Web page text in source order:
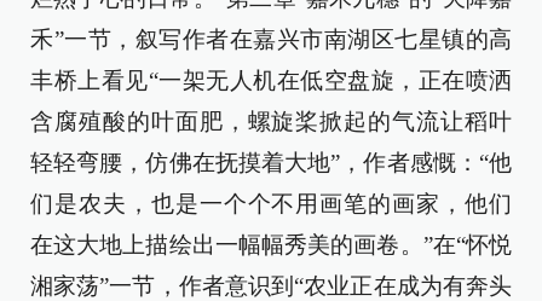
禾”一节，叙写作者在嘉兴市南湖区七星镇的高
丰桥上看见“一架无人机在低空盘旋，正在喷洒
含腐殖酸的叶面肥，螺旋桨掀起的气流让稻叶
轻轻弯腰，仿佛在抚摸着大地”，作者感慨：“他
们是农夫，也是一个个不用画笔的画家，他们
在这大地上描绘出一幅幅秀美的画卷。”在“怀悦
湘家荡”一节，作者意识到“农业正在成为有奔头